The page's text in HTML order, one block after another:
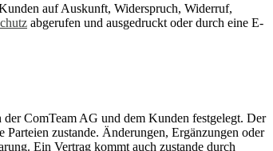
auf Auskunft, Widerspruch, Widerruf,
abgerufen und ausgedruckt oder durch eine E-
ComTeam AG und dem Kunden festgelegt. Der
zustande. Änderungen, Ergänzungen oder
Ein Vertrag kommt auch zustande durch